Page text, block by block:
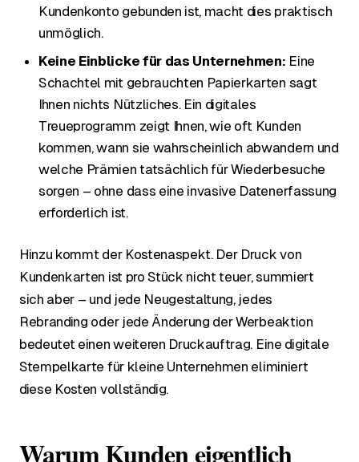
Kundenkonto gebunden ist, macht dies praktisch
unmöglich.
Keine Einblicke für das Unternehmen: Eine
Schachtel mit gebrauchten Papierkarten sagt
Ihnen nichts Nützliches. Ein digitales
Treueprogramm zeigt Ihnen, wie oft Kunden
kommen, wann sie wahrscheinlich abwandern und
welche Prämien tatsächlich für Wiederbesuche
sorgen – ohne dass eine invasive Datenerfassung
erforderlich ist.
Hinzu kommt der Kostenaspekt. Der Druck von
Kundenkarten ist pro Stück nicht teuer, summiert
sich aber – und jede Neugestaltung, jedes
Rebranding oder jede Änderung der Werbeaktion
bedeutet einen weiteren Druckauftrag. Eine digitale
Stempelkarte für kleine Unternehmen eliminiert
diese Kosten vollständig.
Warum Kunden eigentlich